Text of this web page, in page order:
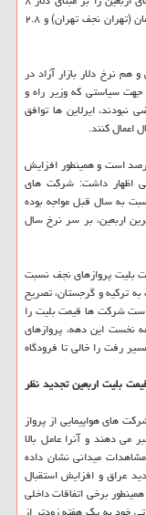
هزار تومانی تعیین كردیم كه نهایتا به رقم ۲.۲ میلیون تومان (تهران نجف تهران) و ۲.۸
هم نرخ دلار بازار آزاد در
در جهت سیاستی كه وزیر راه و
ایرلاین ها توافق
اعمال كنند.
كه بیشتر از ۴۰ درصد است و همینطور افزایش
اظهار داشت: شركت های
به سال قبل مواجه بوده
اربعین، بر سر نرخ سال
بلیت پروازهای نجف نسبت
تركیه و گرجستان، تصریح
۲۰ تا ۳۰ مهر كه مقرر است شركت ها قیمت بلیت را
نخست این دهه، پروازهای
رفت را خالی تا فرودگاه
بلیت اربعین تجدید نظر
های هواپیمایی از پرواز
می دهند و آنرا عامل بالا
میدانی نشان داده
عراق و افزایش استقبال
برخی اتفاقات داخلی